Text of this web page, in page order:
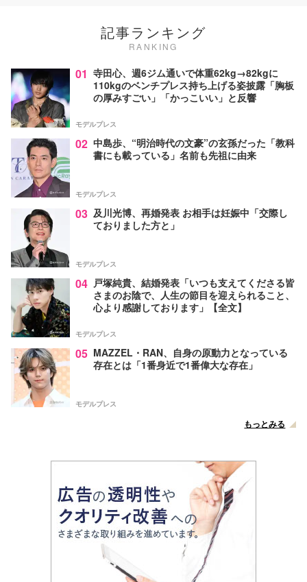
記事ランキング
RANKING
01 寺田心、週6ジム通いで体重62kg→82kgに
110kgのベンチプレス持ち上げる姿披露「胸板
の厚みすごい」「かっこいい」と反響
モデルプレス
02 中島歩、“明治時代の文豪”の玄孫だった「教科
書にも載っている」名前も先祖に由来
モデルプレス
03 及川光博、再婚発表 お相手は妊娠中「交際し
ておりました方と」
モデルプレス
04 戸塚純貴、結婚発表「いつも支えてくださる皆
さまのお陰で、人生の節目を迎えられること、
心より感謝しております」【全文】
モデルプレス
05 MAZZEL・RAN、自身の原動力となっている
存在とは「1番身近で1番偉大な存在」
モデルプレス
もっとみる